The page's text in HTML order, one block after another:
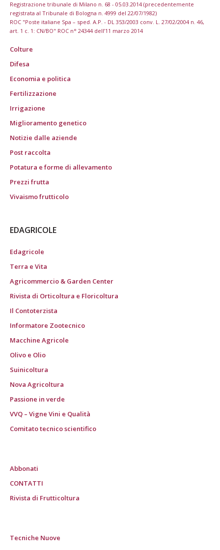
Registrazione tribunale di Milano n. 68 - 05.03.2014 (precedentemente
registrata al Tribunale di Bologna n. 4999 del 22/07/1982)
ROC "Poste italiane Spa – sped. A.P. - DL 353/2003 conv. L. 27/02/2004 n. 46,
art. 1 c. 1: CN/BO" ROC n° 24344 dell’11 marzo 2014
Colture
Difesa
Economia e politica
Fertilizzazione
Irrigazione
Miglioramento genetico
Notizie dalle aziende
Post raccolta
Potatura e forme di allevamento
Prezzi frutta
Vivaismo frutticolo
EDAGRICOLE
Edagricole
Terra e Vita
Agricommercio & Garden Center
Rivista di Orticoltura e Floricoltura
Il Contoterzista
Informatore Zootecnico
Macchine Agricole
Olivo e Olio
Suinicoltura
Nova Agricoltura
Passione in verde
VVQ – Vigne Vini e Qualità
Comitato tecnico scientifico
Abbonati
CONTATTI
Rivista di Frutticoltura
Tecniche Nuove